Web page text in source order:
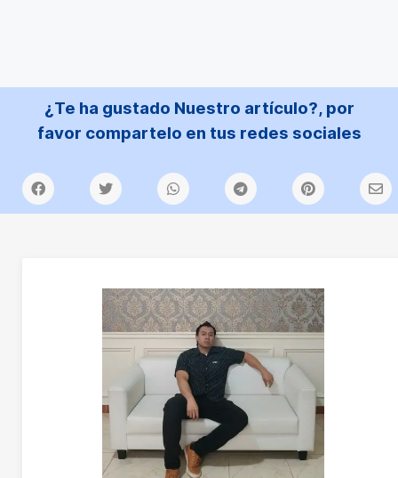
¿Te ha gustado Nuestro artículo?, por
favor compartelo en tus redes sociales